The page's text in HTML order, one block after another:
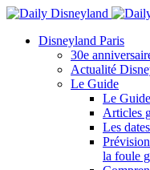
Disneyland Paris
30e
Actualité
Le Guide
Le
Articles
Les
la foule